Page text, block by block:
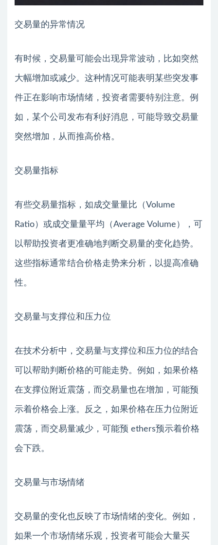
交易量的异常情况
有时候，交易量可能会出现异常波动，比如突然
大幅增加或减少。这种情况可能表明某些突发事
件正在影响市场情绪，投资者需要特别注意。例
如，某个公司发布有利好消息，可能导致交易量
突然增加，从而推高价格。
交易量指标
有些交易量指标，如成交量量比（Volume
Ratio）或成交量量平均（Average Volume），可
以帮助投资者更准确地判断交易量的变化趋势。
这些指标通常结合价格走势来分析，以提高准确
性。
交易量与支撑位和压力位
在技术分析中，交易量与支撑位和压力位的结合
可以帮助判断价格的可能走势。例如，如果价格
在支撑位附近震荡，而交易量也在增加，可能预
示着价格会上涨。反之，如果价格在压力位附近
震荡，而交易量减少，可能预 ethers预示着价格
会下跌。
交易量与市场情绪
交易量的变化也反映了市场情绪的变化。例如，
如果一个市场情绪乐观，投资者可能会大量买